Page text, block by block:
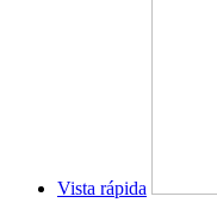
Vista rápida